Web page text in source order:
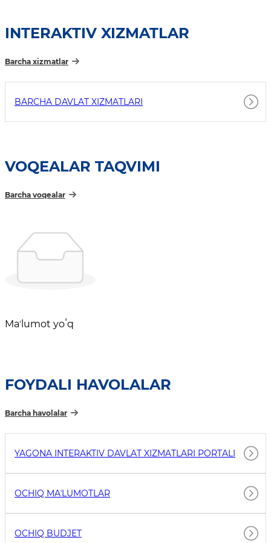
INTERAKTIV XIZMATLAR
Barcha xizmatlar
BARCHA DAVLAT XIZMATLARI
VOQEALAR TAQVIMI
Barcha voqealar
Maʼlumot yoʻq
FOYDALI HAVOLALAR
Barcha havolalar
YAGONA INTERAKTIV DAVLAT XIZMATLARI PORTALI
OCHIQ MAʼLUMOTLAR
OCHIQ BUDJET